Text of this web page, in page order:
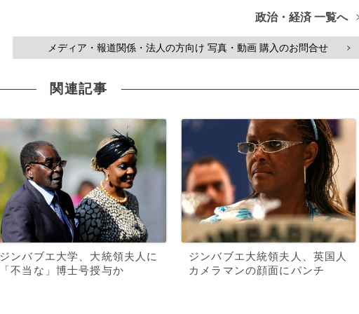
政治・経済 一覧へ
メディア・報道関係・法人の方向け 写真・動画 購入のお問合せ >
関連記事
ジンバブエ大学、大統領夫人に
「不当な」博士号授与か
ジンバブエ大統領夫人、英国人
カメラマンの顔面にパンチ